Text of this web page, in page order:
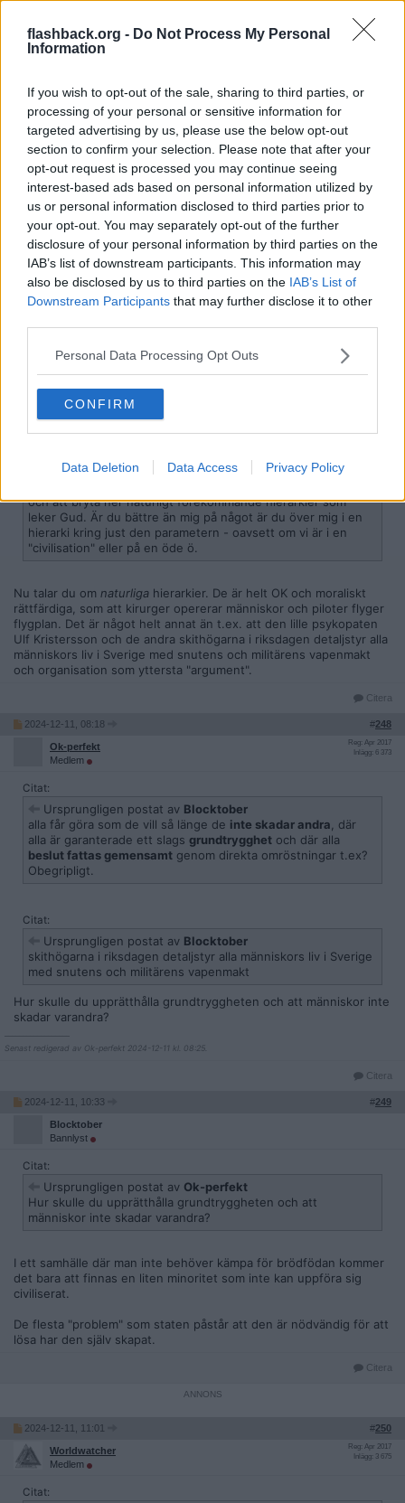
flashback.org - Do Not Process My Personal
Information
If you wish to opt-out of the sale, sharing to third parties, or
processing of your personal or sensitive information for
targeted advertising by us, please use the below opt-out
section to confirm your selection. Please note that after your
opt-out request is processed you may continue seeing
interest-based ads based on personal information utilized by
us or personal information disclosed to third parties prior to
your opt-out. You may separately opt-out of the further
disclosure of your personal information by third parties on the
IAB’s list of downstream participants. This information may
also be disclosed by us to third parties on the IAB’s List of
Downstream Participants that may further disclose it to other
Personal Data Processing Opt Outs
CONFIRM
Data Deletion Data Access Privacy Policy
Citat:
varför sitter du och försvarar att dessa as sitter och leker
Gud över dig och mig och alla andra vanliga människor?
Jag undrar bara vad du fått det ifrån. Det är bonoboaporna som
övertygat dig om att hierarkier inte förekommer utanför
civilisationer.
I min värld är det de som förespråkar perfekt jämlika utfall och att
bryta ner naturligt förekommande hierarkier som leker Gud. Är du
bättre än mig på något är du över mig i en hierarki kring just den
parametern - oavsett om vi är i en "civilisation" eller på en öde ö.
Senast redigerad av Ok-perfekt 2024-12-11 kl. 07:40.
Citera
Bannlyst
Citat:
Ursprungligen postat av
Jag undrar bara vad du fått det ifrån. Det är bonoboaporna
och att bryta ner naturligt förekommande hierarkier som
leker Gud. Är du bättre än mig på något är du över mig i en
hierarki kring just den parametern - oavsett om vi är i en
"civilisation" eller på en öde ö.
Nu talar du om naturliga hierarkier. De är helt OK och moraliskt
rättfärdiga, som att kirurger opererar människor och piloter flyger
flygplan. Det är något helt annat än t.ex. att den lille psykopaten
Ulf Kristersson och de andra skithögarna i riksdagen detaljstyr alla
människors liv i Sverige med snutens och militärens vapenmakt
och organisation som yttersta "argument".
Citera
2024-12-11, 08:18 #248
Ok-perfekt
Medlem
Reg: Apr 2017
Inlägg: 6 373
Citat:
Ursprungligen postat av Blocktober
alla får göra som de vill så länge de inte skadar andra , där
alla är garanterade ett slags grundtrygghet och där alla
beslut fattas gemensamt genom direkta omröstningar t.ex?
Obegripligt.
Citat:
Ursprungligen postat av Blocktober
skithögarna i riksdagen detaljstyr alla människors liv i Sverige
med snutens och militärens vapenmakt
Hur skulle du upprätthålla grundtryggheten och att människor inte
skadar varandra?
Senast redigerad av Ok-perfekt 2024-12-11 kl. 08:25.
Citera
2024-12-11, 10:33 #249
Blocktober
Bannlyst
Citat:
Ursprungligen postat av Ok-perfekt
Hur skulle du upprätthålla grundtryggheten och att
människor inte skadar varandra?
I ett samhälle där man inte behöver kämpa för brödfödan kommer
det bara att finnas en liten minoritet som inte kan uppföra sig
civiliserat.
De flesta "problem" som staten påstår att den är nödvändig för att
lösa har den själv skapat.
Citera
2024-12-11, 11:01 #250
Worldwatcher
Medlem
Reg: Apr 2017
Inlägg: 3 675
Citat: